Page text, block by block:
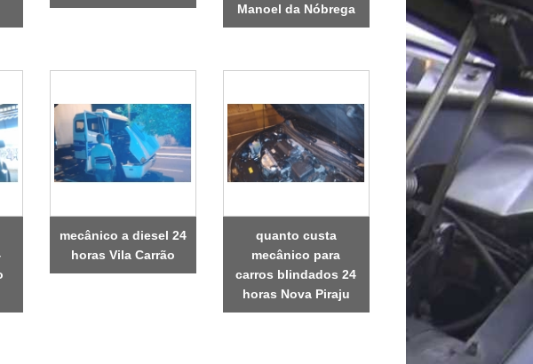
Manoel da Nóbrega
mecânico a diesel 24
horas Vila Carrão
quanto custa
mecânico para
carros blindados 24
horas Nova Piraju